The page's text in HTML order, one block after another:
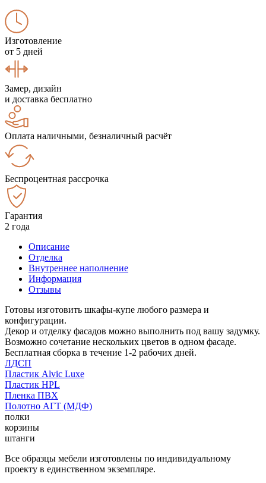
Изготовление
от 5 дней
Замер, дизайн
и доставка бесплатно
Оплата наличными, безналичный расчёт
Беспроцентная рассрочка
Гарантия
2 года
Описание
Отделка
Внутреннее наполнение
Информация
Отзывы
Готовы изготовить шкафы-купе любого размера и
конфигурации.
Декор и отделку фасадов можно выполнить под вашу задумку.
Возможно сочетание нескольких цветов в одном фасаде.
Бесплатная сборка в течение 1-2 рабочих дней.
ЛДСП
Пластик Alvic Luxe
Пластик HPL
Пленка ПВХ
Полотно АГТ (МДФ)
полки
корзины
штанги
Все образцы мебели изготовлены по индивидуальному
проекту в единственном экземпляре.